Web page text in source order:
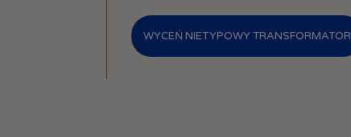
WYCEŃ NIETYPOWY TRANSFORMATOR